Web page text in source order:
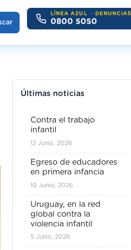
LÍNEA AZUL · DENUNCIAS
0800 5050
Últimas noticias
Contra el trabajo
infantil
12 Junio, 2026
Egreso de educadores
en primera infancia
10 Junio, 2026
Uruguay, en la red
global contra la
violencia infantil
5 Junio, 2026